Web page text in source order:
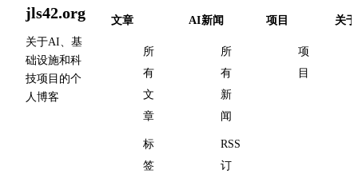
jls42.org
关于AI、基
础设施和科
技项目的个
人博客
文章
所
有
文
章
标
签
AI新闻
所
有
新
闻
RSS
订
项目
项
目
关于